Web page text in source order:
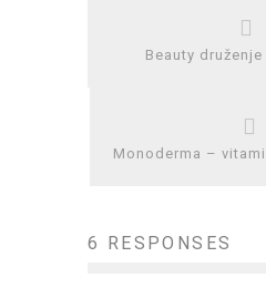
Beauty
Monoderma –
6 RESPONSES